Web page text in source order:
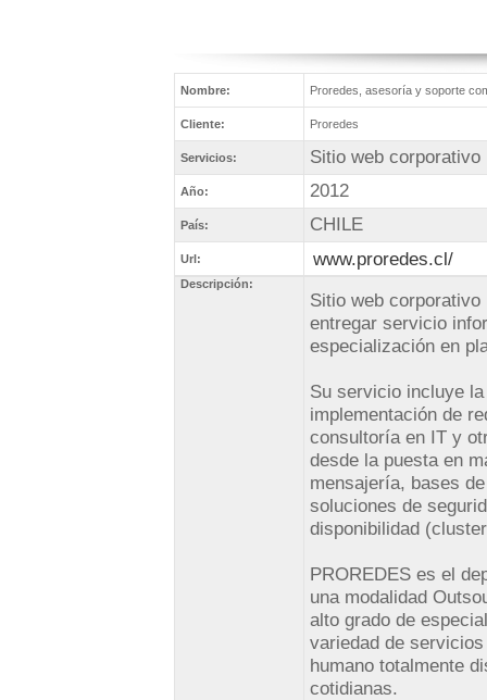
Nombre: Proredes, asesoría y soporte
Cliente: Proredes
Servicios: Sitio web corporativo
Año: 2012
País: CHILE
Url: www.proredes.cl/
Descripción:
Sitio web
entregar servicio
especialización en
Su servicio incluye
implementación de
consultoría en IT y
desde la puesta en
mensajería, bases
soluciones de
disponibilidad
PROREDES es el
una modalidad
alto grado de
variedad de
humano totalmente
cotidianas.